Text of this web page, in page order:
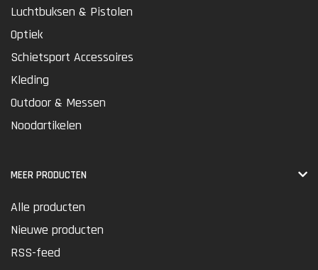
Luchtbuksen & Pistolen
Optiek
Schietsport Accessoires
Kleding
Outdoor & Messen
Noodartikelen
MEER PRODUCTEN
Alle producten
Nieuwe producten
RSS-feed